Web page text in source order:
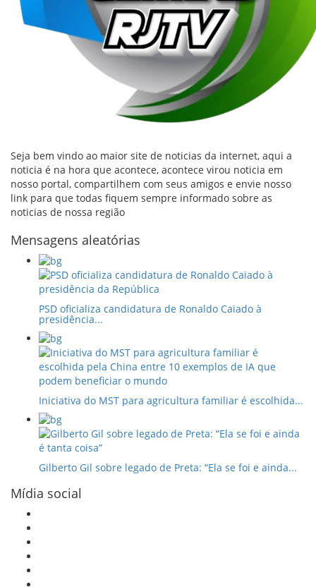
Seja bem vindo ao maior site de noticias da internet, aqui a
noticia é na hora que acontece, acontece virou noticia em
nosso portal, compartilhem com seus amigos e envie nosso
link para que todas fiquem sempre informado sobre as
noticias de nossa região
Mensagens aleatórias
PSD oficializa candidatura de Ronaldo Caiado à
presidência...
Iniciativa do MST para agricultura familiar é escolhida...
Gilberto Gil sobre legado de Preta: “Ela se foi e ainda...
Mídia social